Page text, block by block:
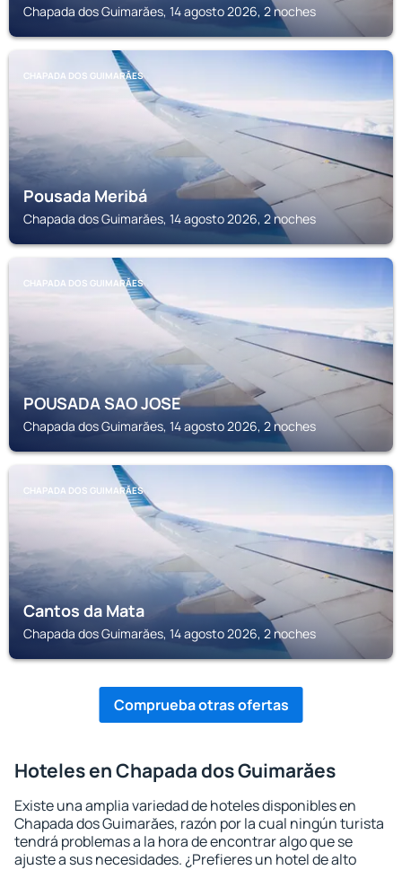
Chapada dos Guimarăes, 14 agosto 2026, 2 noches
CHAPADA DOS GUIMARĂES
Pousada Meribá
Chapada dos Guimarăes, 14 agosto 2026, 2 noches
CHAPADA DOS GUIMARĂES
POUSADA SAO JOSE
Chapada dos Guimarăes, 14 agosto 2026, 2 noches
CHAPADA DOS GUIMARĂES
Cantos da Mata
Chapada dos Guimarăes, 14 agosto 2026, 2 noches
Comprueba otras ofertas
Hoteles en Chapada dos Guimarăes
Existe una amplia variedad de hoteles disponibles en
Chapada dos Guimarăes, razón por la cual ningún turista
tendrá problemas a la hora de encontrar algo que se
ajuste a sus necesidades. ¿Prefieres un hotel de alto